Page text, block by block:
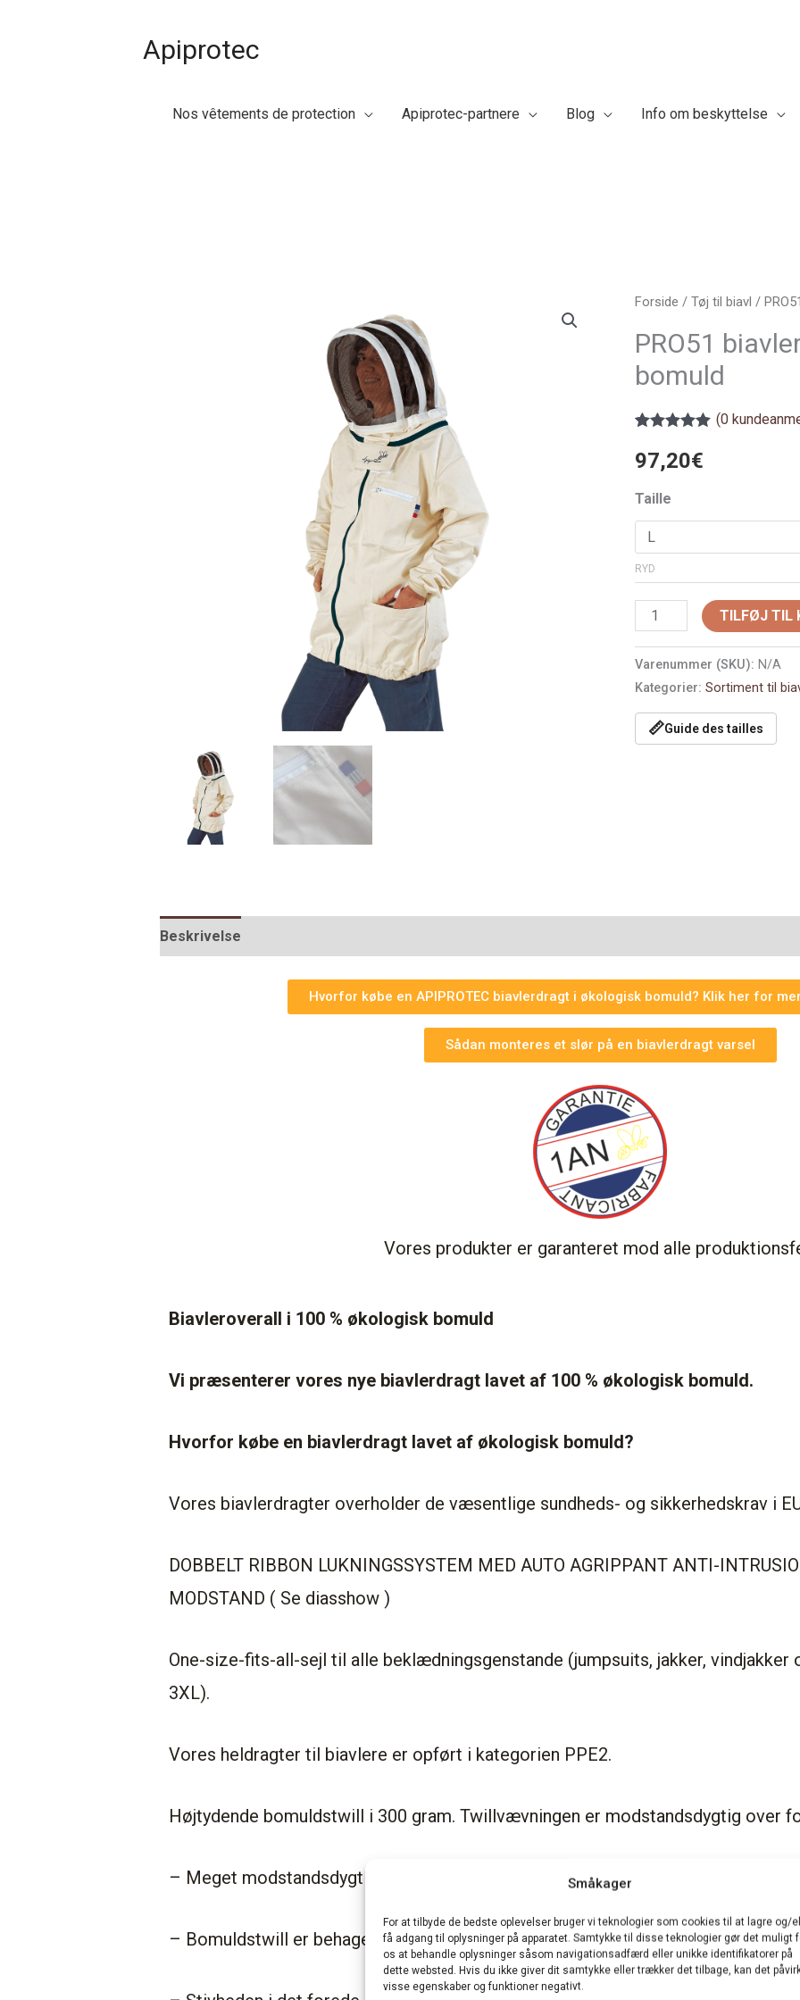
Småkager
For at tilbyde de bedste oplevelser bruger vi teknologier som cookies til at lagre og/
få adgang til oplysninger på apparatet. Samtykke til disse teknologier gør det muligt
os at behandle oplysninger såsom navigationsadfærd eller unikke identifikatorer på
dette websted. Hvis du ikke giver dit samtykke eller trækker det tilbage, kan det
visse egenskaber og funktioner negativt.
Apiprotec
Nos vêtements de protection Apiprotec-partnere Blog Info om beskyttelse
Forside /Tøj til biavl /
PRO51
bomuld
som5.00
ud af 5
kundebedømmelse
(0
97,20€
Taille
RYD
PRO51
Økologisk
bomuld
TILFØJ TIL
Varenummer (SKU): N/A
Kategorier:Sortiment til
📏Guide des tailles
Beskrivelse
Hvorfor købe en APIPROTEC biavlerdragt i økologisk bomuld? Klik her for
Sådan monteres et slør på en biavlerdragt varsel
Vores produkter er garanteret mod alle
Biavleroverall i 100 % økologisk bomuld
Vi præsenterer vores nye biavlerdragt lavet af 100 % økologisk bomuld.
Hvorfor købe en biavlerdragt lavet af økologisk bomuld?
Vores biavlerdragter overholder de væsentlige sundheds- og sikkerhedskrav i
DOBBELT RIBBON LUKNINGSSYSTEM MED AUTO AGRIPPANT ANTI-
MODSTAND ( Se diasshow )
One-size-fits-all-sejl til alle beklædningsgenstande (jumpsuits, jakker,
3XL).
Vores heldragter til biavlere er opført i kategorien PPE2.
Højtydende bomuldstwill i 300 gram. Twillvævningen er modstandsdygtig over
– Meget modstandsdygtig over for slid og rivning. Ideel til tung brug.
– Bomuldstwill er behageligt og godt ventileret, perfekt til optimal brug om